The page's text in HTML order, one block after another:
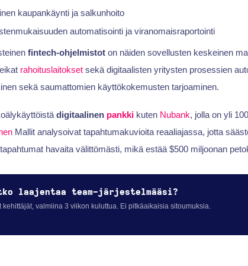
kaupankäynti ja salkunhoito
automatisointi ja viranomaisraportointi
fintech-ohjelmistoton näiden sovellusten keskeinen
rahoituslaitoksetsekä digitaalisten yritysten prosessien
sekä saumattomien käyttökokemusten tarjoaminen.
digitaalinen pankkikuten Nubank, jolla on yli
Mallit analysoivat tapahtumakuvioita reaaliajassa, jotta
havaita välittömästi, mikä estää $500 miljoonan
laajentaa team-järjestelmääsi?
kehittäjät, valmiina 3 viikon kuluttua. Ei pitkäaikaisia sitoumuksia.